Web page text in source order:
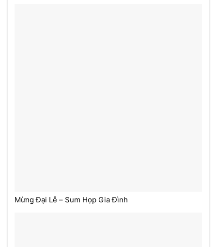
Mừng Đại Lễ – Sum Họp Gia Đình